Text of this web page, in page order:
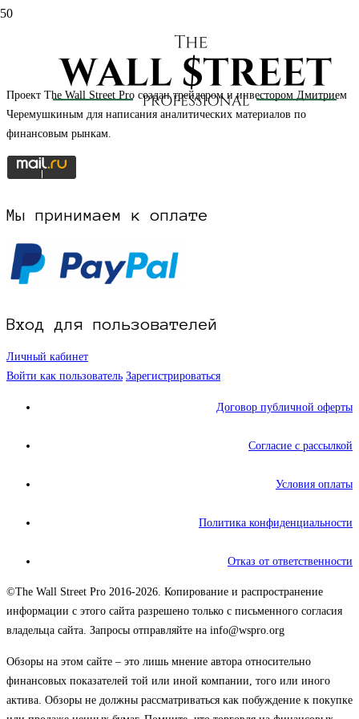
НАЧАТЬ РЕГИСТРАЦИЮ НА САЙТЕ
Проект The Wall Street Pro создан трейдером и инвестором Дмитрием
Черемушкиным для написания аналитических материалов по
финансовым рынкам.
Мы принимаем к оплате
Вход для пользователей
Личный кабинет
Войти как пользователь Зарегистрироваться
Договор публичной оферты
Согласие с рассылкой
Условия оплаты
Политика конфиденциальности
Отказ от ответственности
©The Wall Street Pro 2016-2026. Копирование и распространение
информации с этого сайта разрешено только с письменного согласия
владельца сайта. Запросы отправляйте на info@wspro.org
Обзоры на этом сайте – это лишь мнение автора относительно
финансовых показателей той или иной компании, того или иного
актива. Обзоры не должны рассматриваться как побуждение к покупке